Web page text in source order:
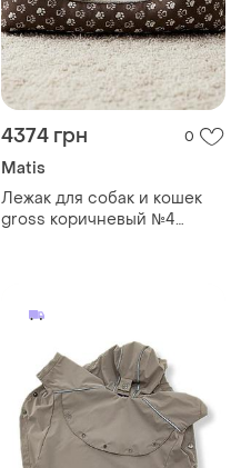
4374 грн 0
Matis
Лежак для собак и кошек
gross коричневый №4